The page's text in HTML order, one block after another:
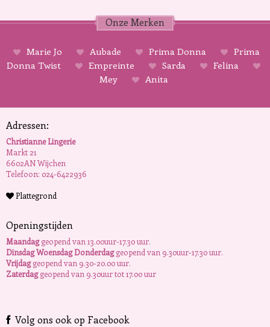
Onze Merken
Marie Jo Aubade Prima Donna
Prima
Donna Twist
Empreinte Sarda
Felina
Mey
Anita
Adressen:
Christianne Lingerie
Markt 21
6602AN Wijchen
Telefoon: 024-6422936
Plattegrond
Openingstijden
Maandaggeopend van 13.00uur-17.30 uur.
Dinsdag Woensdag Donderdaggeopend van 9.30uur-17.30 uur.
Vrijdaggeopend van 9.30-20.00 uur.
Zaterdaggeopend van 9.30uur tot 17.00 uur
Volg ons ook op Facebook